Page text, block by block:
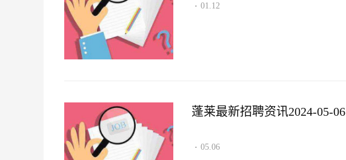
· 01.12
蓬莱最新招聘资讯2024-05-06
· 05.06